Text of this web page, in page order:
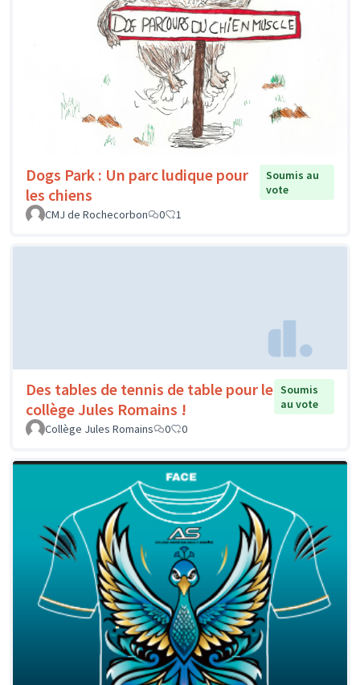
Dogs Park : Un parc ludique pour
les chiens
Soumis au
vote
CMJ de Rochecorbon
0 1
Des tables de tennis de table pour le
collège Jules Romains !
Soumis
au vote
Collège Jules Romains
0 0